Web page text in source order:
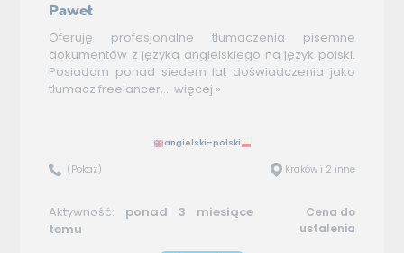
Paweł
Oferuję profesjonalne tłumaczenia pisemne
dokumentów z języka angielskiego na język polski.
Posiadam ponad siedem lat doświadczenia jako
tłumacz freelancer,... więcej »
angielski–polski
(Pokaż) Kraków i 2 inne
Aktywność: ponad 3 miesiące
temu
Cena do
ustalenia